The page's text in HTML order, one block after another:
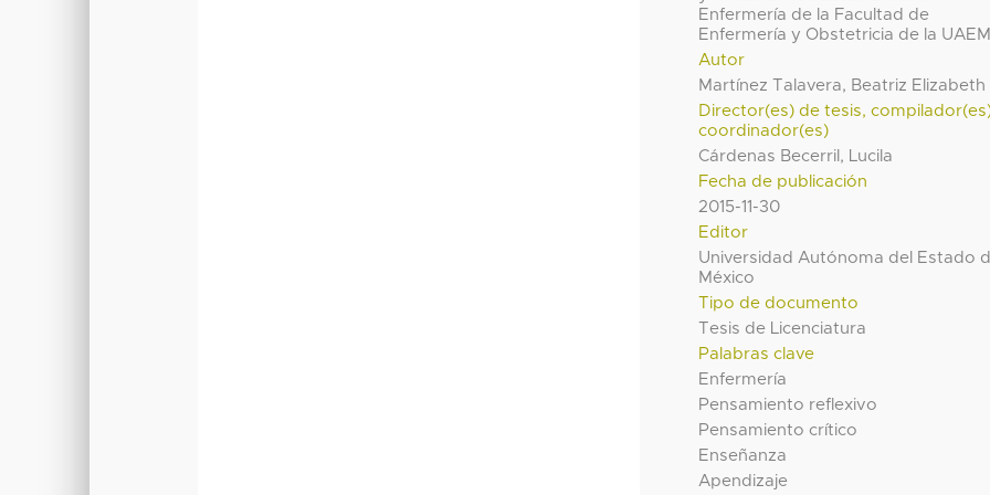
Enfermería de la Facultad de
Enfermería y Obstetricia de la UAEM
Autor
Martínez Talavera, Beatriz Elizabeth
Director(es) de tesis,
coordinador(es)
Cárdenas Becerril, Lucila
Fecha de publicación
2015-11-30
Editor
Universidad Autónoma del Estado
México
Tipo de documento
Tesis de Licenciatura
Palabras clave
Enfermería
Pensamiento reflexivo
Pensamiento crítico
Enseñanza
Apendizaje